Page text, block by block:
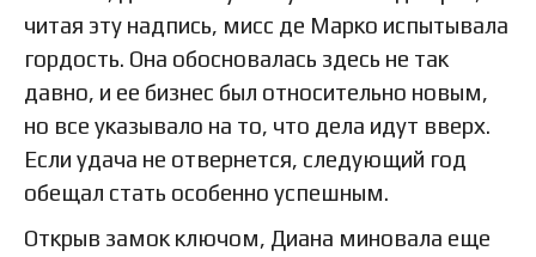
читая эту надпись, мисс де Марко испытывала
гордость. Она обосновалась здесь не так
давно, и ее бизнес был относительно новым,
но все указывало на то, что дела идут вверх.
Если удача не отвернется, следующий год
обещал стать особенно успешным.
Открыв замок ключом, Диана миновала еще